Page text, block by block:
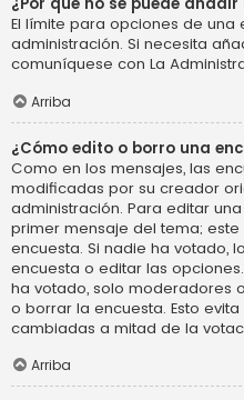
El límite para opciones de
administración. Si necesita
comuníquese con La
Arriba
¿Cómo edito o borro una
Como en los mensajes, las
modificadas por su creador
administración. Para editar
primer mensaje del tema;
encuesta. Si nadie ha votado,
encuesta o editar las
ha votado, solo moderadores
o borrar la encuesta. Esto
cambiadas a mitad de la
Arriba